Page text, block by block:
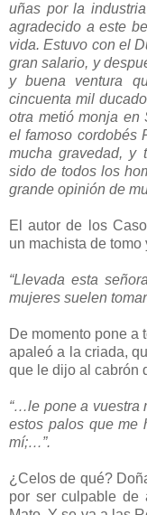
uñas por la
agradecido a este
vida. Estuvo con el
gran salario, y
y buena ventura
cincuenta mil
otra metió monja en
el famoso cordobés
mucha gravedad, y
sido de todos los
grande opinión de
El autor de los
un machista de tomo
“Llevada esta
mujeres suelen
De momento pone a
apaleó a la criada,
que le dijo al cabrón
“…le pone a vuestra
estos palos que me
mí;…”.
¿Celos de qué?
por ser culpable de